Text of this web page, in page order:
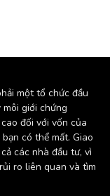
một tổ chức đầu
giới chứng
đối với vốn của
có thể mất. Giao
các nhà đầu tư, vì
ro liên quan và tìm